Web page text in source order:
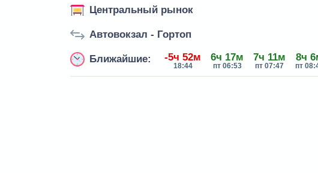
Центральный рынок
Автовокзал - Гортоп
Ближайшие: -5ч 52м
18:44
6ч 17м
пт 06:53
7ч 11м
пт 07:47
8ч
пт